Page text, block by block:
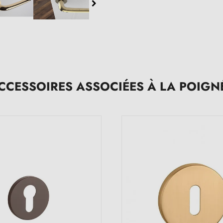
ASSOCIÉES À LA